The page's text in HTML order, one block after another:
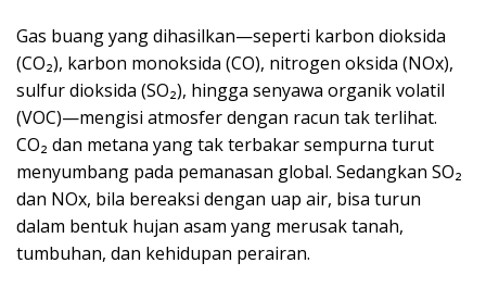
Gas buang yang dihasilkan—seperti karbon dioksida
(CO₂), karbon monoksida (CO), nitrogen oksida (NOx),
sulfur dioksida (SO₂), hingga senyawa organik volatil
(VOC)—mengisi atmosfer dengan racun tak terlihat.
CO₂ dan metana yang tak terbakar sempurna turut
menyumbang pada pemanasan global. Sedangkan SO₂
dan NOx, bila bereaksi dengan uap air, bisa turun
dalam bentuk hujan asam yang merusak tanah,
tumbuhan, dan kehidupan perairan.